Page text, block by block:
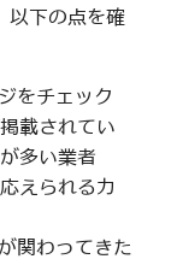
以下の点を確
をチェック
載されてい
多い業者
えられる力
関わってきた